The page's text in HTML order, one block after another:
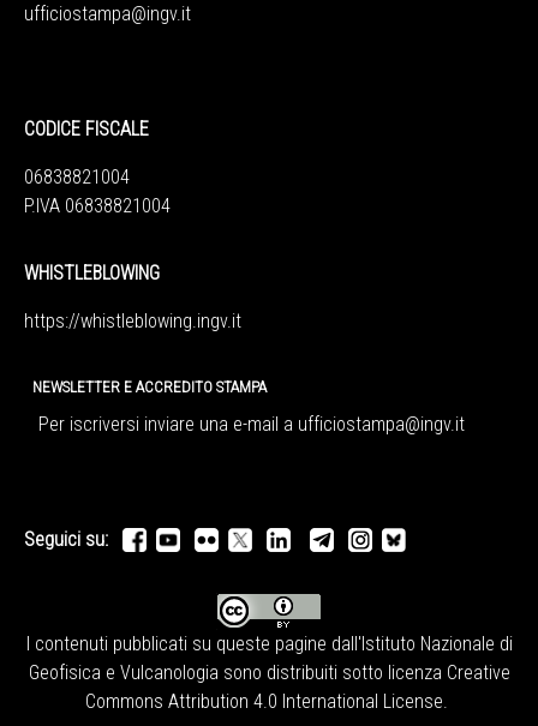
ufficiostampa@ingv.it
CODICE FISCALE
06838821004
P.IVA 06838821004
WHISTLEBLOWING
https://whistleblowing.ingv. it
NEWSLETTER E ACCREDITO STAMPA
Per iscriversi inviare una e-mail a ufficiostampa@ingv.it
Seguici su:
I contenuti pubblicati su queste pagine dall'Istituto Nazionale di
Geofisica e Vulcanologia sono distribuiti sotto licenza Creative
Commons Attribution 4.0 International License